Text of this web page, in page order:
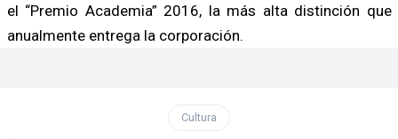
el “Premio Academia” 2016, la más alta distinción que
anualmente entrega la corporación.
Cultura